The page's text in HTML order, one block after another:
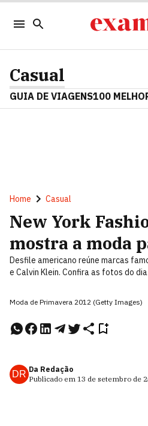
Casual
GUIA DE VIAGENS100
Home Casual
New York
mostra a moda
Desfile americano reúne marcas
e Calvin Klein. Confira as fotos do dia
Moda de Primavera 2012 (Getty Images)
DR Da Redação
Publicado em 13 de setembro de